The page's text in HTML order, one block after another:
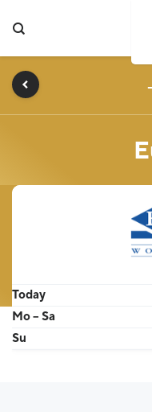
Today
Mo – Sa
Su